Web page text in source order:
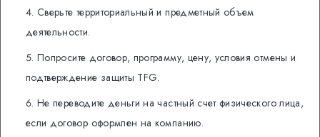
Сверьте территориальный и предметный объем
деятельности.
Попросите договор, программу, цену, условия отмены и
подтверждение защиты TFG.
Не переводите деньги на частный счет физического лица,
если договор оформлен на компанию.